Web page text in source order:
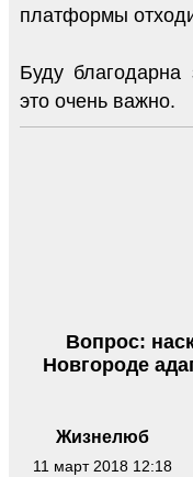
платформы
Буду
это очень важно.
Жизнелюб
11 март 2018 12:18
Вопрос:
Новгороде